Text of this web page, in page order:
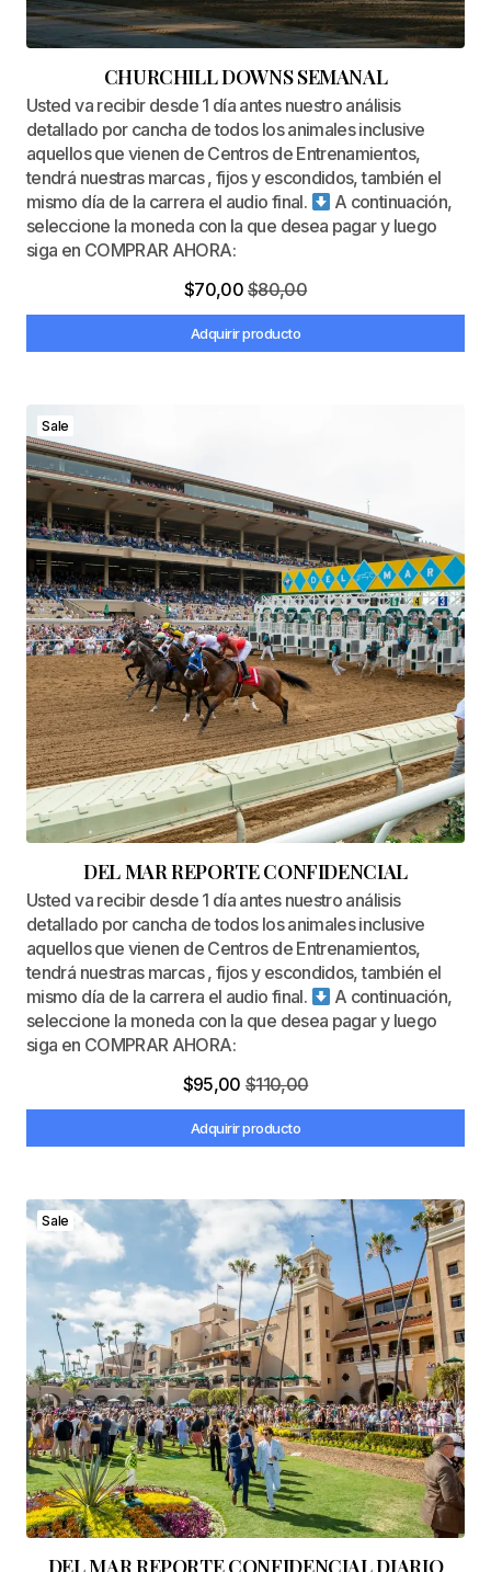
CHURCHILL DOWNS SEMANAL
Usted va recibir desde 1 día antes nuestro análisis
detallado por cancha de todos los animales inclusive
aquellos que vienen de Centros de Entrenamientos,
tendrá nuestras marcas , fijos y escondidos, también el
mismo día de la carrera el audio final.
A continuación,
seleccione la moneda con la que desea pagar y luego
siga en COMPRAR AHORA:
$80,00
$70,00
Adquirir producto
Sale
DEL MAR REPORTE CONFIDENCIAL
Usted va recibir desde 1 día antes nuestro análisis
detallado por cancha de todos los animales inclusive
aquellos que vienen de Centros de Entrenamientos,
tendrá nuestras marcas , fijos y escondidos, también el
mismo día de la carrera el audio final.
A continuación,
seleccione la moneda con la que desea pagar y luego
siga en COMPRAR AHORA:
$110,00
$95,00
Adquirir producto
Sale
DEL MAR REPORTE CONFIDENCIAL DIARIO